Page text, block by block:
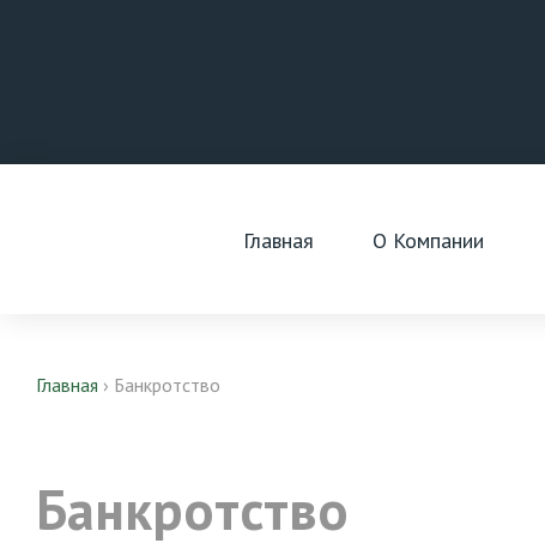
Главная О Компании
Главная › Банкротство
Банкротство